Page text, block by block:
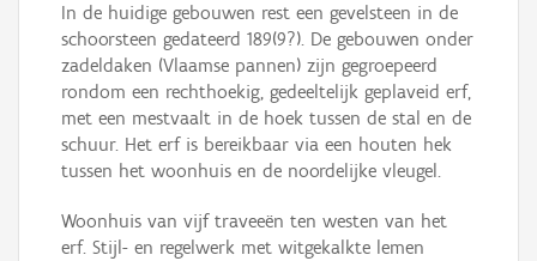
In de huidige gebouwen rest een gevelsteen in de
schoorsteen gedateerd 189(9?). De gebouwen onder
zadeldaken (Vlaamse pannen) zijn gegroepeerd
rondom een rechthoekig, gedeeltelijk geplaveid erf,
met een mestvaalt in de hoek tussen de stal en de
schuur. Het erf is bereikbaar via een houten hek
tussen het woonhuis en de noordelijke vleugel.
Woonhuis van vijf traveeën ten westen van het
erf. Stijl- en regelwerk met witgekalkte lemen